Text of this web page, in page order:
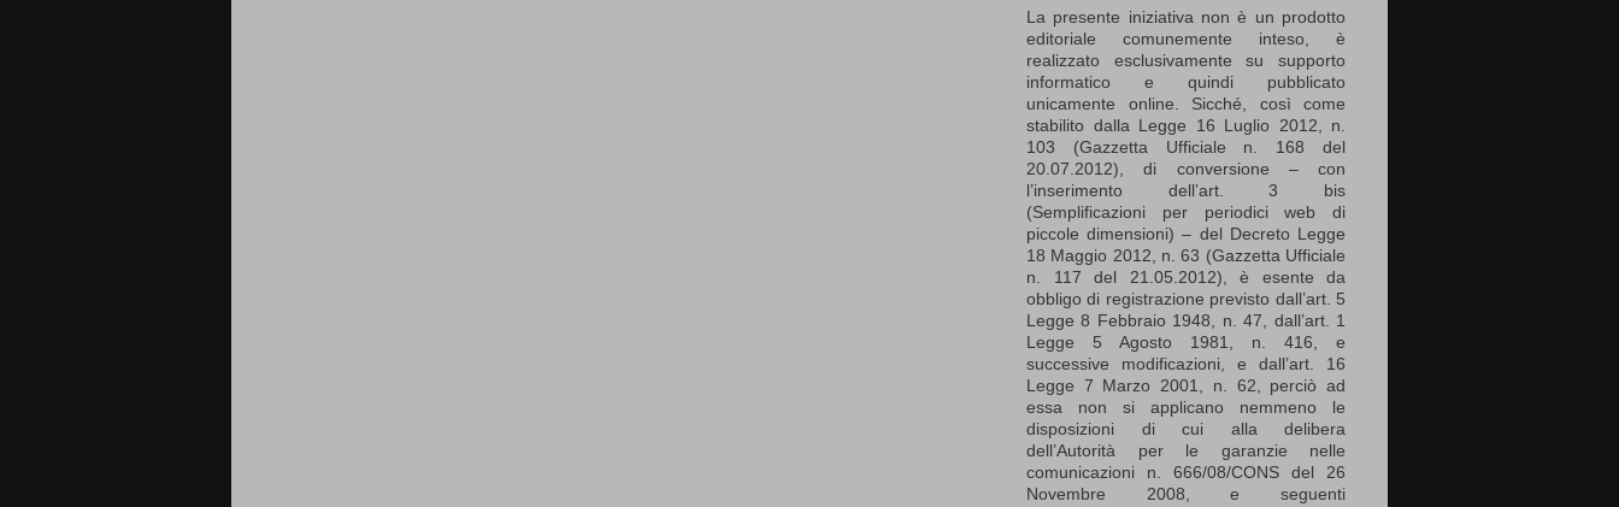
La presente iniziativa non è un prodotto
editoriale comunemente inteso, è
realizzato esclusivamente su supporto
informatico e quindi pubblicato
unicamente online. Sicché, così come
stabilito dalla Legge 16 Luglio 2012, n.
103 (Gazzetta Ufficiale n. 168 del
20.07.2012), di conversione – con
l’inserimento dell’art. 3 bis
(Semplificazioni per periodici web di
piccole dimensioni) – del Decreto Legge
18 Maggio 2012, n. 63 (Gazzetta Ufficiale
n. 117 del 21.05.2012), è esente da
obbligo di registrazione previsto dall’art. 5
Legge 8 Febbraio 1948, n. 47, dall’art. 1
Legge 5 Agosto 1981, n. 416, e
successive modificazioni, e dall’art. 16
Legge 7 Marzo 2001, n. 62, perciò ad
essa non si applicano nemmeno le
disposizioni di cui alla delibera
dell’Autorità per le garanzie nelle
comunicazioni n. 666/08/CONS del 26
Novembre 2008, e seguenti